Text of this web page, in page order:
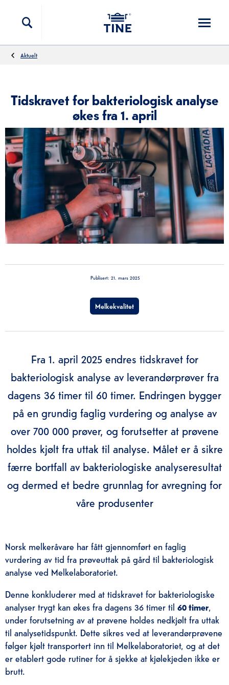
Aktuelt
Tidskravet for bakteriologisk analyse
økes fra 1. april
Publisert: 21. mars 2025
Melkekvalitet
Fra 1. april 2025 endres tidskravet for
bakteriologisk analyse av leverandørprøver fra
dagens 36 timer til 60 timer. Endringen bygger
på en grundig faglig vurdering og analyse av
over 700 000 prøver, og forutsetter at prøvene
holdes kjølt fra uttak til analyse. Målet er å sikre
færre bortfall av bakteriologiske analyseresultat
og dermed et bedre grunnlag for avregning for
våre produsenter
Norsk melkeråvare har fått gjennomført en faglig
vurdering av tid fra prøveuttak på gård til bakteriologisk
analyse ved Melkelaboratoriet.
Denne konkluderer med at tidskravet for bakteriologiske
analyser trygt kan økes fra dagens 36 timer til 60 timer
under forutsetning av at prøvene holdes nedkjølt fra uttak
til analysetidspunkt. Dette sikres ved at leverandørprøvene
følger kjølt transportert inn til Melkelaboratoriet, og at det
er etablert gode rutiner for å sjekke at kjølekjeden ikke er
brutt.